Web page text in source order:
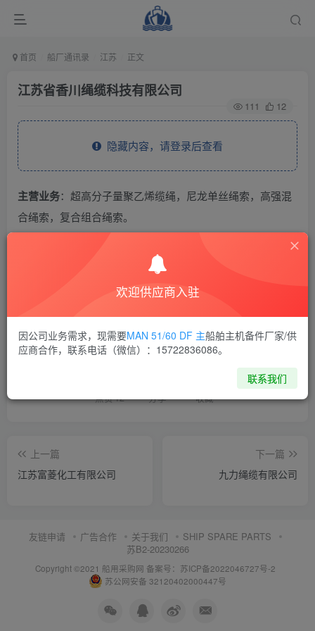
首页 船厂通讯录 江苏 正文
江苏省香川绳缆科技有限公司
111 12
隐藏内容，请登录后查看
主营业务：超高分子量聚乙烯缆绳，尼龙单丝绳索，高强混
合绳索，复合组合绳索。
THE END
江苏
喜欢就支持一下吧
点赞12 分享 收藏
上一篇
江苏富菱化工有限公司
下一篇
九力绳缆有限公司
友链申请 广告合作 关于我们
SHIP SPARE PARTS
苏B2-20230266
Copyright ©2021 船用采购网 备案号：苏ICP备2022046727号-2
苏公网安备 32120402000447号
欢迎供应商入驻
因公司业务需求，现需要MAN 51/60 DF 主船舶主机备件厂家/供
应商合作，联系电话（微信）：15722836086。
联系我们